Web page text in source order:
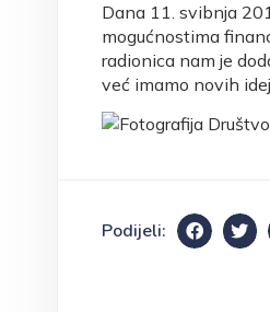
Dana 11. svibnja
mogućnostima
radionica nam je
već imamo novih
Podijeli: